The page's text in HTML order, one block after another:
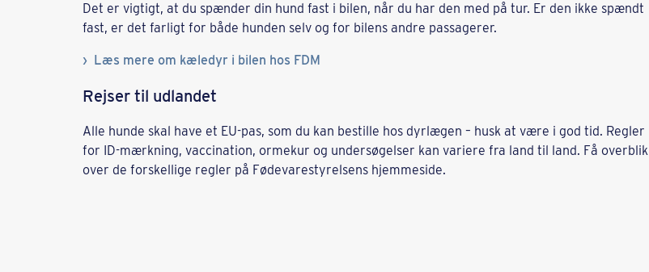
Det er vigtigt, at du spænder din hund fast i bilen, når du har den med på tur. Er den ikke spændt
fast, er det farligt for både hunden selv og for bilens andre passagerer.
Læs mere om kæledyr i bilen hos FDM
Rejser til udlandet
Alle hunde skal have et EU-pas, som du kan bestille hos dyrlægen – husk at være i god tid. Regler
for ID-mærkning, vaccination, ormekur og undersøgelser kan variere fra land til land. Få overblik
over de forskellige regler på Fødevarestyrelsens hjemmeside.